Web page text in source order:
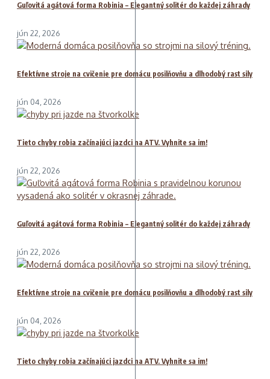
Guľovitá agátová forma Robinia – Elegantný solitér do každej záhrady
jún 22, 2026
Efektívne stroje na cvičenie pre domácu posilňovňu a dlhodobý rast sily
jún 04, 2026
Tieto chyby robia začínajúci jazdci na ATV. Vyhnite sa im!
jún 22, 2026
Guľovitá agátová forma Robinia – Elegantný solitér do každej záhrady
jún 22, 2026
Efektívne stroje na cvičenie pre domácu posilňovňu a dlhodobý rast sily
jún 04, 2026
Tieto chyby robia začínajúci jazdci na ATV. Vyhnite sa im!